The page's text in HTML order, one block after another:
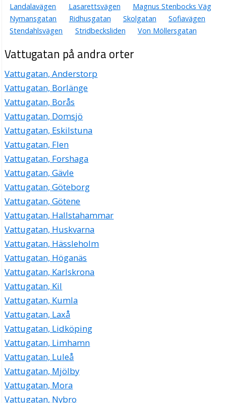
Landalavägen
Lasarettsvägen
Magnus Stenbocks Väg
Nymansgatan
Ridhusgatan Skolgatan
Sofiavägen
Stendahlsvägen
Stridbecksliden Von Möllersgatan
Vattugatan på andra orter
Vattugatan, Anderstorp
Vattugatan, Borlänge
Vattugatan, Borås
Vattugatan, Domsjö
Vattugatan, Eskilstuna
Vattugatan, Flen
Vattugatan, Forshaga
Vattugatan, Gävle
Vattugatan, Göteborg
Vattugatan, Götene
Vattugatan, Hallstahammar
Vattugatan, Huskvarna
Vattugatan, Hässleholm
Vattugatan, Höganäs
Vattugatan, Karlskrona
Vattugatan, Kil
Vattugatan, Kumla
Vattugatan, Laxå
Vattugatan, Lidköping
Vattugatan, Limhamn
Vattugatan, Luleå
Vattugatan, Mjölby
Vattugatan, Mora
Vattugatan, Nybro